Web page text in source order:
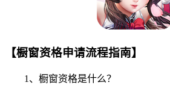
【橱窗资格申请流程指南】
1、橱窗资格是什么？